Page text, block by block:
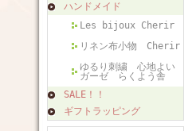
ハンドメイド
Les bijoux Cherir
リネン布小物 Cherir
ゆるり刺繍 心地よい
ガーゼ らくよう舎
SALE！！
ギフトラッピング